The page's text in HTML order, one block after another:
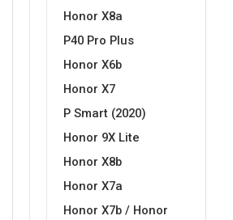
Honor X8a
P40 Pro Plus
Honor X6b
Honor X7
P Smart (2020)
Honor 9X Lite
Honor X8b
Honor X7a
Honor X7b / Honor
Quotes Collection
Zodiac